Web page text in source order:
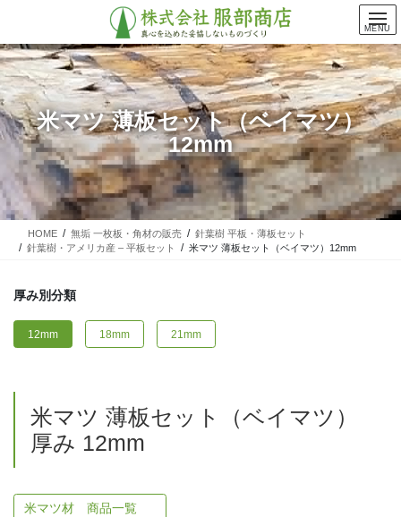
テ
ン
ツ
に
移
動
ゲ
ー
シ
ョ
ン
に
米マツ 薄板セット（ベイマツ）
12mm
HOME 無垢 一枚板・角材の販売
針葉樹 平板・薄板セット
針葉樹・アメリカ産 – 平板セット
米マツ 薄板セット（ベイマツ）12mm
厚み別分類
12mm 18mm 21mm
米マツ 薄板セット（ベイマツ）
厚み 12mm
米マツ材 商品一覧
MENU